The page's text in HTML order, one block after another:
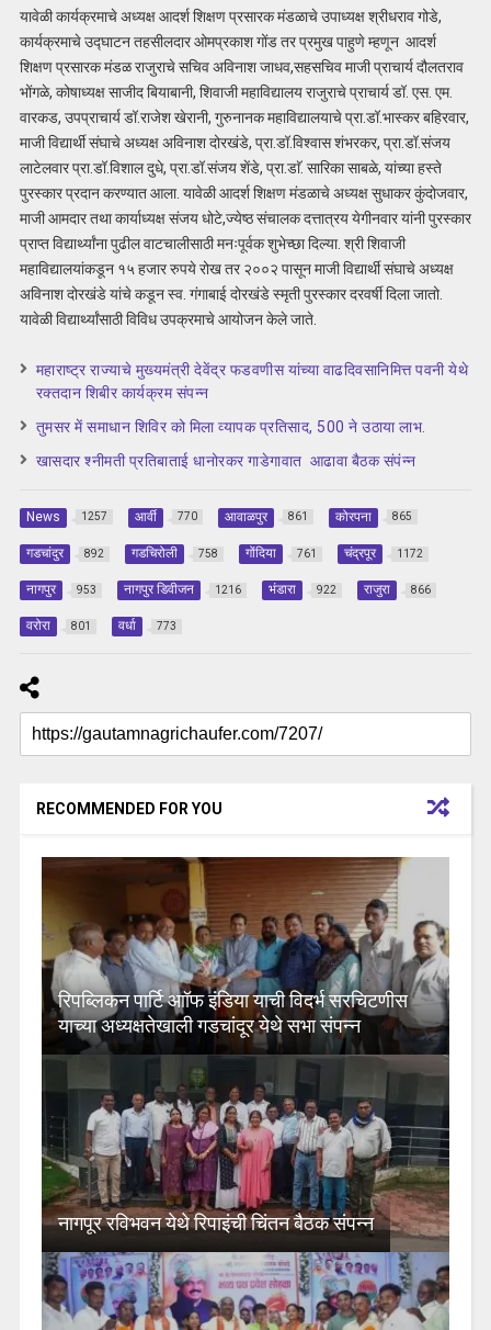
यावेळी कार्यक्रमाचे अध्यक्ष आदर्श शिक्षण प्रसारक मंडळाचे उपाध्यक्ष श्रीधराव गोडे,
कार्यक्रमाचे उद्घाटन तहसीलदार ओमप्रकाश गोंड तर प्रमुख पाहुणे म्हणून आदर्श
शिक्षण प्रसारक मंडळ राजुराचे सचिव अविनाश जाधव,सहसचिव माजी प्राचार्य दौलतराव
भोंगळे, कोषाध्यक्ष साजीद बियाबानी, शिवाजी महाविद्यालय राजुराचे प्राचार्य डॉ. एस. एम.
वारकड, उपप्राचार्य डॉ.राजेश खेरानी, गुरुनानक महाविद्यालयाचे प्रा.डॉ.भास्कर बहिरवार,
माजी विद्यार्थी संघाचे अध्यक्ष अविनाश दोरखंडे, प्रा.डॉ.विश्वास शंभरकर, प्रा.डॉ.संजय
लाटेलवार प्रा.डॉ.विशाल दुधे, प्रा.डॉ.संजय शेंडे, प्रा.डाॅ. सारिका साबळे, यांच्या हस्ते
पुरस्कार प्रदान करण्यात आला. यावेळी आदर्श शिक्षण मंडळाचे अध्यक्ष सुधाकर कुंदोजवार,
माजी आमदार तथा कार्याध्यक्ष संजय धोटे,ज्येष्ठ संचालक दत्तात्रय येगीनवार यांनी पुरस्कार
प्राप्त विद्यार्थ्यांना पुढील वाटचालीसाठी मनःपूर्वक शुभेच्छा दिल्या. श्री शिवाजी
महाविद्यालयांकडून १५ हजार रुपये रोख तर २००२ पासून माजी विद्यार्थी संघाचे अध्यक्ष
अविनाश दोरखंडे यांचे कडून स्व. गंगाबाई दोरखंडे स्मृती पुरस्कार दरवर्षी दिला जातो.
यावेळी विद्यार्थ्यांसाठी विविध उपक्रमाचे आयोजन केले जाते.
महाराष्ट्र राज्याचे मुख्यमंत्री देवेंद्र फडवणीस यांच्या वाढदिवसानिमित्त पवनी येथे
रक्तदान शिबीर कार्यक्रम संपन्न
तुमसर में समाधान शिविर को मिला व्यापक प्रतिसाद, 500 ने उठाया लाभ.
खासदार श्नीमती प्रतिबाताई धानोरकर गाडेगावात आढावा बैठक संपंन्न
News 1257 आर्वी 770 आवाळपुर 861 कोरपना 865
गडचांदुर 892 गडचिरोली 758 गोंदिया 761 चंद्रपूर 1172
नागपुर 953 नागपुर डिवीजन 1216 भंडारा 922 राजुरा 866
वरोरा 801 वर्धा 773
RECOMMENDED FOR YOU
रिपब्लिकन पार्टि आॉफ इंडिया याची विदर्भ सरचिटणीस
याच्या अध्यक्षतेखाली गडचांदूर येथे सभा संपन्न
नागपूर रविभवन येथे रिपाइंची चिंतन बैठक संपन्न